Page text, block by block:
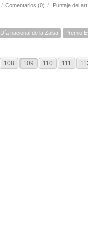
/ Comentarios (0) / Puntaje del
Día nacional de la Zalsa Premio
108 109 110 111